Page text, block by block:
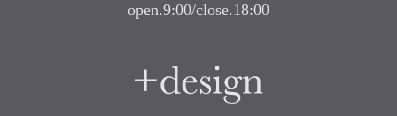
open.9:00/close.18:00